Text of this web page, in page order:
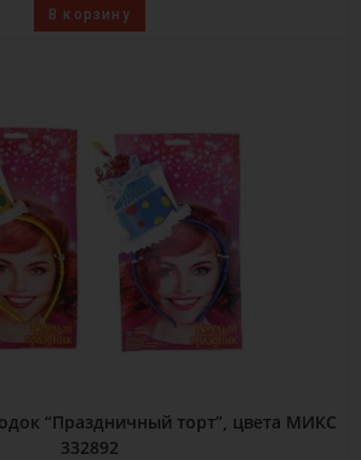
В корзину
“Праздничный торт”, цвета МИКС
332892